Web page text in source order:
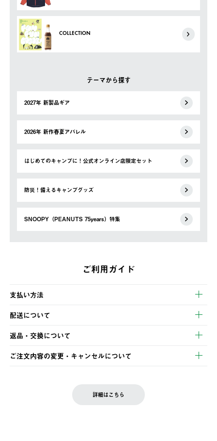
COLLECTION
テーマから探す
2027年 新製品ギア
2026年 新作春夏アパレル
はじめてのキャンプに！公式オンライン店限定セット
防災！備えるキャンプグッズ
SNOOPY（PEANUTS 75years）特集
ご利用ガイド
支払い方法
以下のいずれかの方法でお支払いいただけます。
・クレジットカード決済
・コンビニ決済
・Pay-easy決済
配送について
【発送スケジュール】
ご注文・ご入金完了より2営業日以内に商品を発送いたします。
土日祝の発送はございませんので、木曜日以降のご注文は週明け
の発送となる場合がございます。
返品・交換について
※お客様都合の場合
お客様都合の返品にかかる送料は、お客様ご負担とさせていただ
ご注文内容の変更・キャンセルについて
LOGOS FAMILY会員の方は、会員マイページ内 購入履歴画面に
詳細はこちら